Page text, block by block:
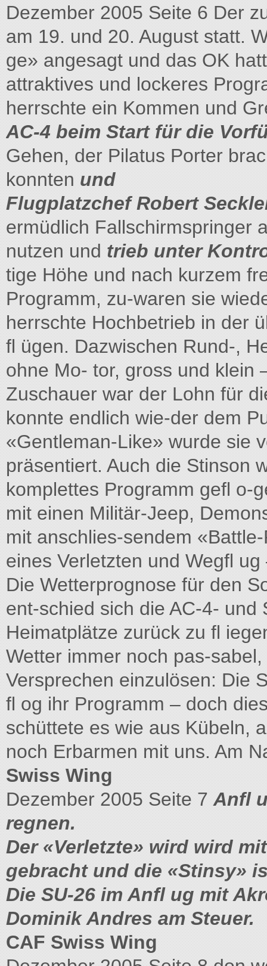
Dezember 2005 Seite 6 Der
am 19. und 20. August statt.
ge» angesagt und das OK
attraktives und lockeres
herrschte ein Kommen und
AC-4 beim Start für die
Gehen, der Pilatus Porter
konnten und
Flugplatzchef Robert
ermüdlich Fallschirmspringer
nutzen und trieb unter
tige Höhe und nach kurzem
Programm, zu-waren sie
herrschte Hochbetrieb in der
fl ügen. Dazwischen Rund-,
ohne Mo- tor, gross und klein
Zuschauer war der Lohn für
konnte endlich wie-der dem
«Gentleman-Like» wurde sie
präsentiert. Auch die Stinson
komplettes Programm gefl o-
mit einen Militär-Jeep,
mit anschlies-sendem
eines Verletzten und Wegfl
Die Wetterprognose für den
ent-schied sich die AC-4-
Heimatplätze zurück zu fl
Wetter immer noch pas-
Versprechen einzulösen: Die
fl og ihr Programm – doch
schüttete es wie aus Kübeln,
noch Erbarmen mit uns. Am
Swiss Wing
Dezember 2005 Seite 7 Anfl
regnen.
Der «Verletzte» wird wird
gebracht und die «Stinsy»
Die SU-26 im Anfl ug mit
Dominik Andres am Steuer.
CAF Swiss Wing